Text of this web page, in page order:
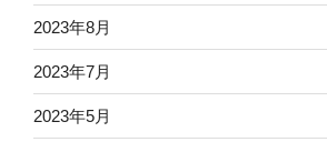
2023年8月
2023年7月
2023年5月